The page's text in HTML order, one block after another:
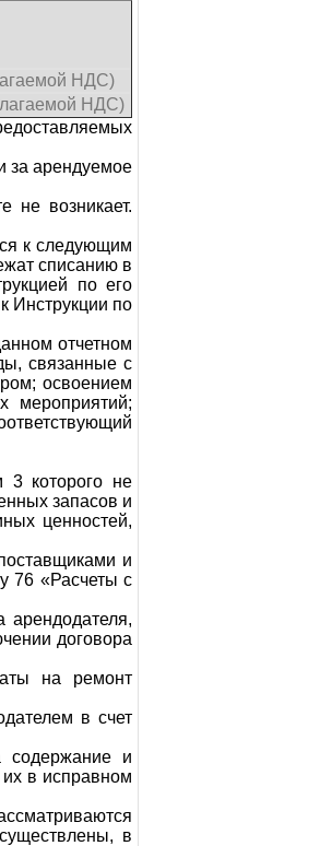
НДС)
НДС)
за арендуемое
не возникает.
к следующим
списанию в
по его
Инструкции по
отчетном
связанные с
освоением
мероприятий;
3 которого не
запасов и
ценностей,
и
76 «Расчеты с
арендодателя,
договора
на ремонт
в счет
содержание и
в исправном
в